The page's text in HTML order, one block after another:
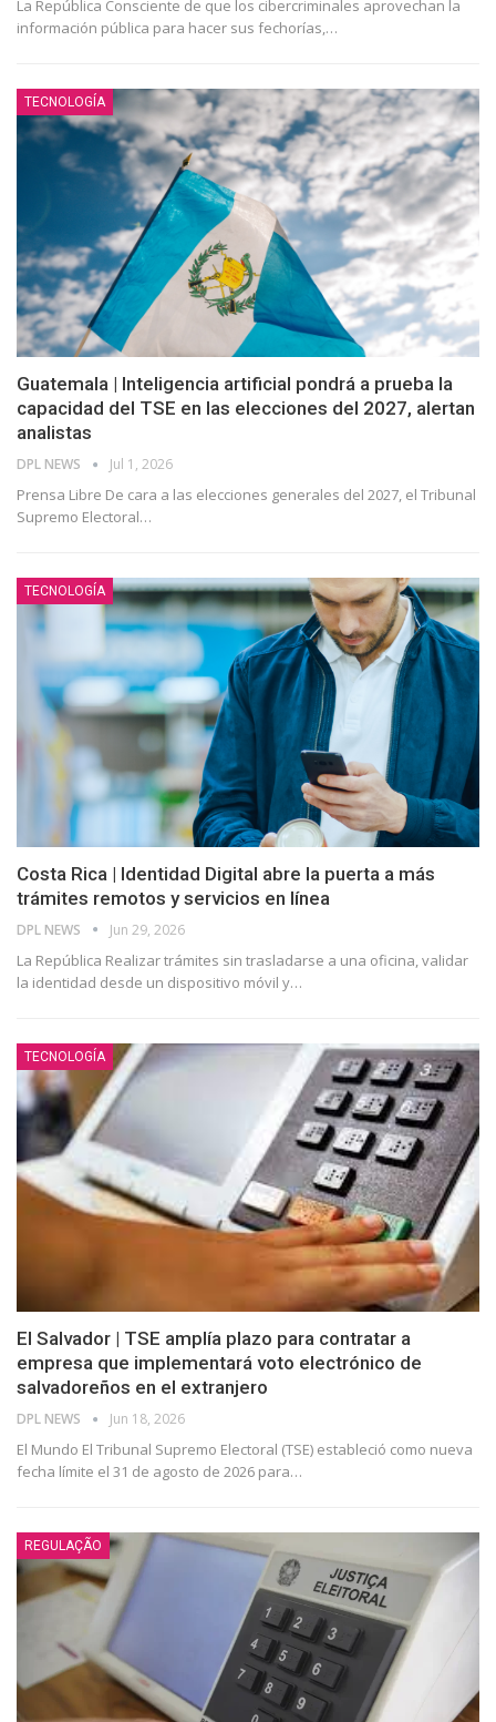
La República Consciente de que los cibercriminales aprovechan la
información pública para hacer sus fechorías,…
TECNOLOGÍA
Guatemala | Inteligencia artificial pondrá a prueba la
capacidad del TSE en las elecciones del 2027, alertan
analistas
DPL NEWS Jul 1, 2026
Prensa Libre De cara a las elecciones generales del 2027, el Tribunal
Supremo Electoral…
TECNOLOGÍA
Costa Rica | Identidad Digital abre la puerta a más
trámites remotos y servicios en línea
DPL NEWS Jun 29, 2026
La República Realizar trámites sin trasladarse a una oficina, validar
la identidad desde un dispositivo móvil y…
TECNOLOGÍA
El Salvador | TSE amplía plazo para contratar a
empresa que implementará voto electrónico de
salvadoreños en el extranjero
DPL NEWS Jun 18, 2026
El Mundo El Tribunal Supremo Electoral (TSE) estableció como nueva
fecha límite el 31 de agosto de 2026 para…
REGULAÇÃO